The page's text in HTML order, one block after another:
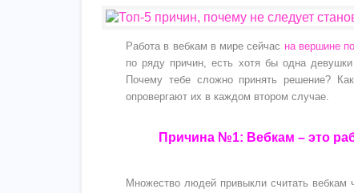
Работа в вебкам в мире сейчас на вершине
по ряду причин, есть хотя бы одна
Почему тебе сложно принять решение?
опровергают их в каждом втором случае.
Причина №1: Вебкам – это
Множество людей привыкли считать